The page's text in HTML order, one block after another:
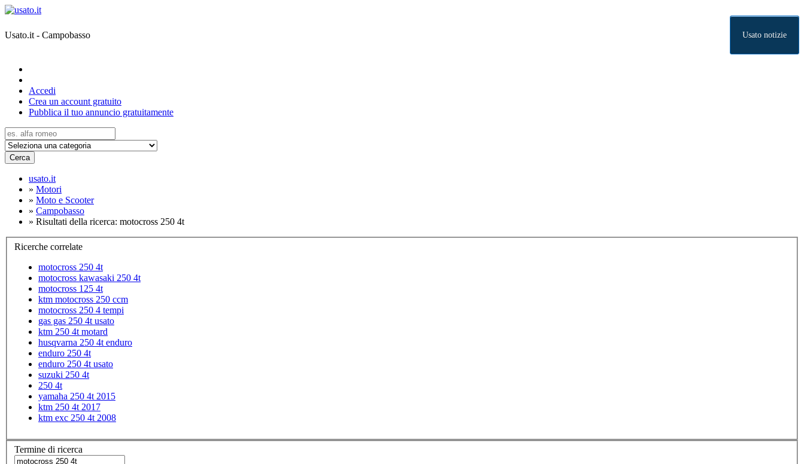
Usato.it - Campobasso Usato notizie
Accedi
Crea un account gratuito
Pubblica il tuo annuncio gratuitamente
Cerca
usato.it
» Motori
» Moto e Scooter
» Campobasso
» Risultati della ricerca: motocross 250 4t
Ricerche correlate
motocross 250 4t
motocross kawasaki 250 4t
motocross 125 4t
ktm motocross 250 ccm
motocross 250 4 tempi
gas gas 250 4t usato
ktm 250 4t motard
husqvarna 250 4t enduro
enduro 250 4t
enduro 250 4t usato
suzuki 250 4t
250 4t
yamaha 250 4t 2015
ktm 250 4t 2017
ktm exc 250 4t 2008
Termine di ricerca